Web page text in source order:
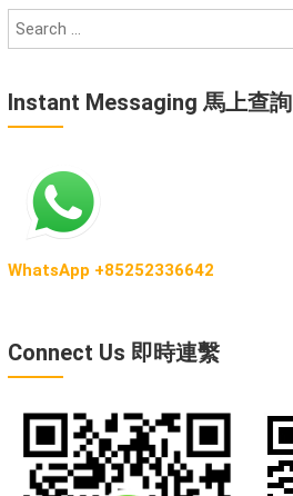
Instant Messaging 馬上查詢
WhatsApp +85252336642
Connect Us 即時連繫